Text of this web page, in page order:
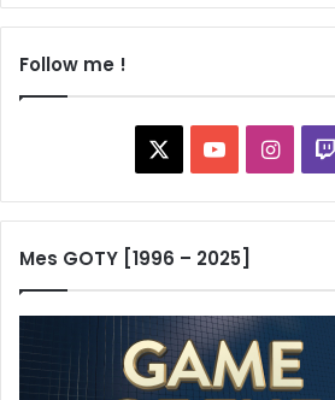
Follow me !
YouTube
Mes GOTY [1996 – 2025]